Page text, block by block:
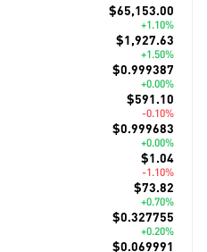
$65,153.00
+1.10%
$1,927.63
+1.50%
$0.999387
+0.00%
$591.10
-0.10%
$0.999683
+0.00%
$1.04
-1.10%
$73.82
+0.70%
$0.327755
+0.20%
$0.069991